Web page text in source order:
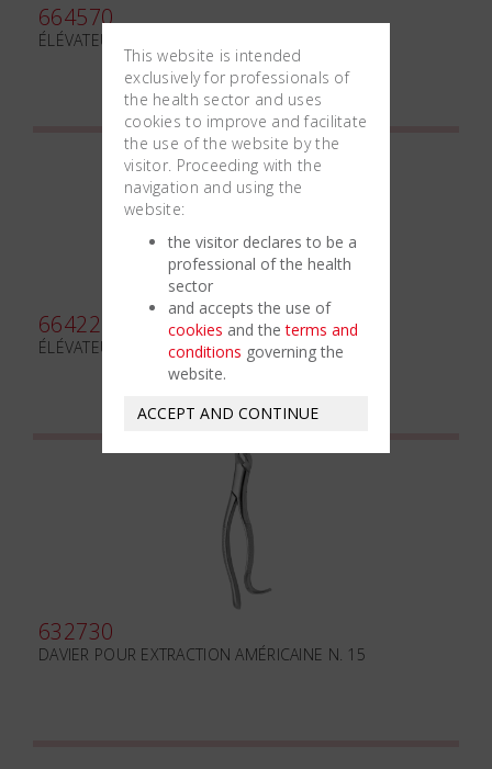
664570
ÉLÉVATEUR DE RACINES CRYER GAUCHE
664220
ÉLÉVATEUR DE RACINES mm3 GAUCHE
632730
DAVIER POUR EXTRACTION AMÉRICAINE N. 15
This website is intended
exclusively for professionals of
the health sector and uses
cookies to improve and facilitate
the use of the website by the
visitor. Proceeding with the
navigation and using the
website:
the visitor declares to be a
professional of the health
sector
and accepts the use of
cookies and theterms and
conditions governing the
website.
ACCEPT AND CONTINUE